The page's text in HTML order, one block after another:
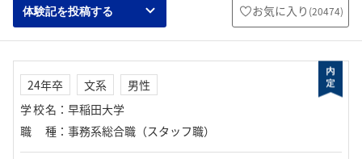
体験記を投稿する お気に入り (20474)
24年卒 文系
男性
学校名 ： 早稲田大学
職種 ： 事務系総合職（スタッフ職）